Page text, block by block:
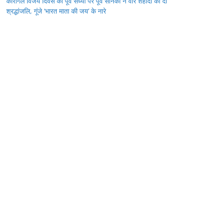
श्रद्धांजलि, गूंजे ‘भारत माता की जय’ के नारे